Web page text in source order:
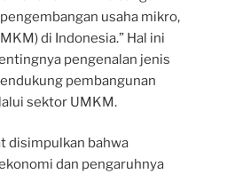
usaha mikro,
di Indonesia.” Hal ini
pengenalan jenis
pembangunan
sektor UMKM.
disimpulkan bahwa
dan pengaruhnya